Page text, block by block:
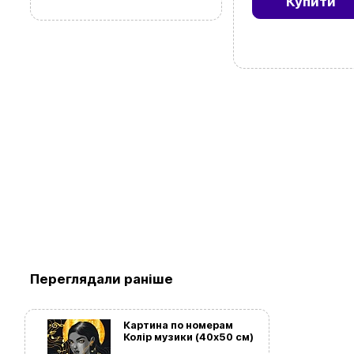
Переглядали раніше
Картина по номерам
Колір музики (40х50 см)